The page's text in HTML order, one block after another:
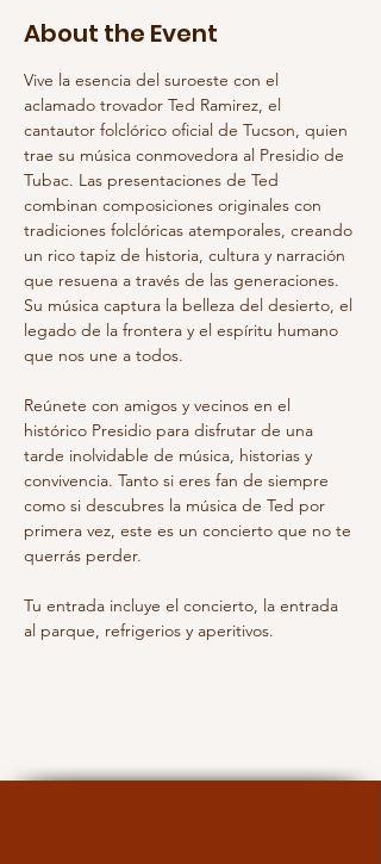
About the Event
Vive la esencia del suroeste con el
aclamado trovador Ted Ramirez, el
cantautor folclórico oficial de Tucson, quien
trae su música conmovedora al Presidio de
Tubac. Las presentaciones de Ted
combinan composiciones originales con
tradiciones folclóricas atemporales, creando
un rico tapiz de historia, cultura y narración
que resuena a través de las generaciones.
Su música captura la belleza del desierto, el
legado de la frontera y el espíritu humano
que nos une a todos.
Reúnete con amigos y vecinos en el
histórico Presidio para disfrutar de una
tarde inolvidable de música, historias y
convivencia. Tanto si eres fan de siempre
como si descubres la música de Ted por
primera vez, este es un concierto que no te
querrás perder.
Tu entrada incluye el concierto, la entrada
al parque, refrigerios y aperitivos.